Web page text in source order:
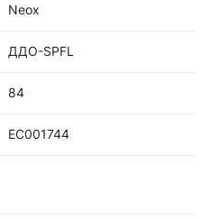
Neox
ДДО-SPFL
84
EC001744